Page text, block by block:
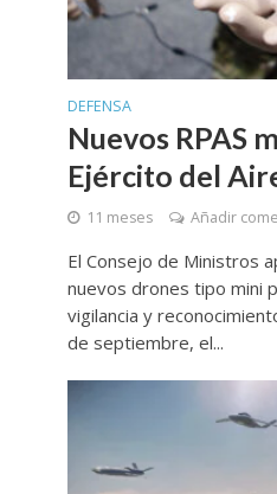
DEFENSA
Nuevos RPAS
Ejército del
11 meses Añadir
El Consejo de Ministros
nuevos drones tipo mini
vigilancia y
de septiembre, el...